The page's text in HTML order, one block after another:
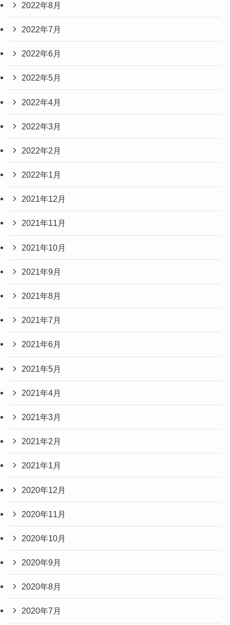
2022年8月
2022年7月
2022年6月
2022年5月
2022年4月
2022年3月
2022年2月
2022年1月
2021年12月
2021年11月
2021年10月
2021年9月
2021年8月
2021年7月
2021年6月
2021年5月
2021年4月
2021年3月
2021年2月
2021年1月
2020年12月
2020年11月
2020年10月
2020年9月
2020年8月
2020年7月